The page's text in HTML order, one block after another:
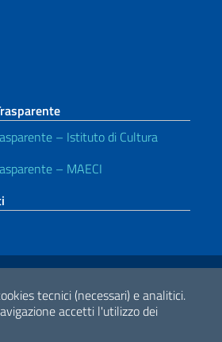
tecnici (necessari) e analitici.
accetti l'utilizzo dei
– Istituto di Cultura
– MAECI